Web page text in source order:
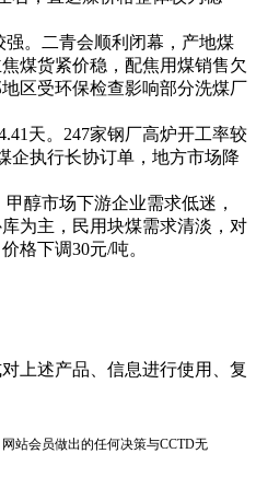
。二青会顺利闭幕，产地煤
煤货紧价稳，配焦用煤销售欠
区受环保检查影响部分洗煤厂
天。247家钢厂高炉开工率较
企执行长协订单，地方市场降
醇市场下游企业需求低迷，
为主，民用块煤需求清淡，对
格下调30元/吨。
上述产品、信息进行使用、复
站会员做出的任何决策与CCTD无